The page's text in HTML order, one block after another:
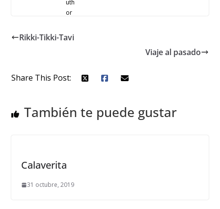
Rikki-Tikki-Tavi
Viaje al pasado
Share This Post:
También te puede gustar
Calaverita
31 octubre, 2019